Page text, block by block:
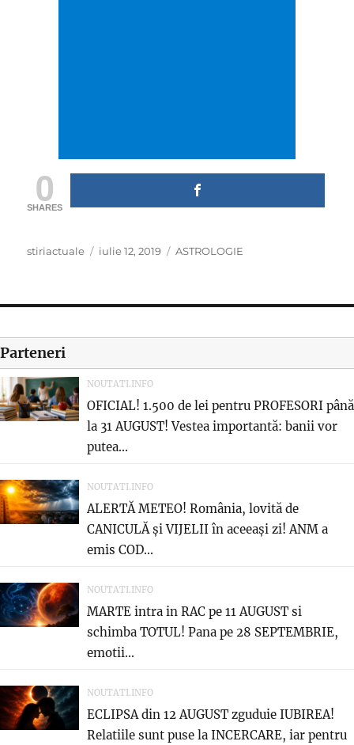
0
SHARES
Author
stiriactuale
Posted
iulie 12, 2019 Categories
ASTROLOGIE
Parteneri
NOUTATI.INFO
OFICIAL! 1.500 de lei pentru PROFESORI până
la 31 AUGUST! Vestea importantă: banii vor
putea...
NOUTATI.INFO
ALERTĂ METEO! România, lovită de
CANICULĂ și VIJELII în aceeași zi! ANM a
emis COD...
NOUTATI.INFO
MARTE intra in RAC pe 11 AUGUST si
schimba TOTUL! Pana pe 28 SEPTEMBRIE,
emotii...
NOUTATI.INFO
ECLIPSA din 12 AUGUST zguduie IUBIREA!
Relatiile sunt puse la INCERCARE, iar pentru